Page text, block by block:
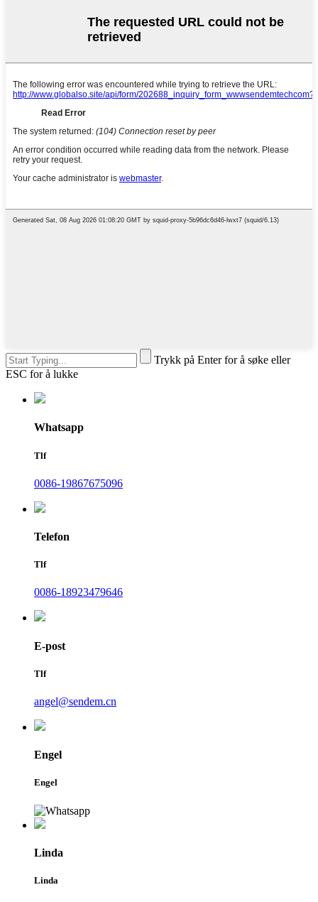
Trykk på Enter for å søke eller
ESC for å lukke
Whatsapp
Tlf
0086-19867675096
Telefon
Tlf
0086-18923479646
E-post
Tlf
angel@sendem.cn
Engel
Engel
Linda
Linda